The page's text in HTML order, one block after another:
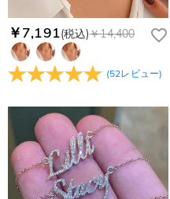
安全にご利用いただける
確認ください
￥7,191(税込)￥14,400
(52レビュー)